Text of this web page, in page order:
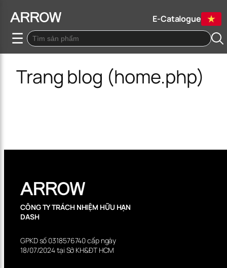
E-Catalogue
☰
Trang blog (home.php)
CÔNG TY TRÁCH NHIỆM HỮU HẠN
DASH
GPKD số 0318576740 cấp ngày
18/07/2024 tại Sở KH&ĐT HCM